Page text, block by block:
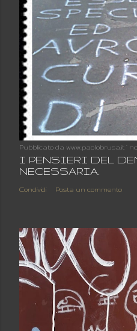
Pubblicato da www.paolobrusa.it
I PENSIERI DEL
NECESSARIA.
Condividi Posta un commento